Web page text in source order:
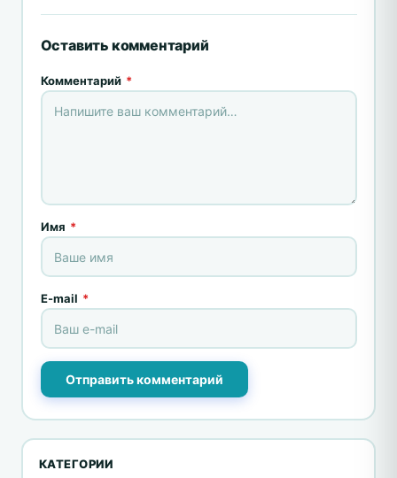
Оставить комментарий
Комментарий *
Имя *
E-mail *
Отправить комментарий
КАТЕГОРИИ